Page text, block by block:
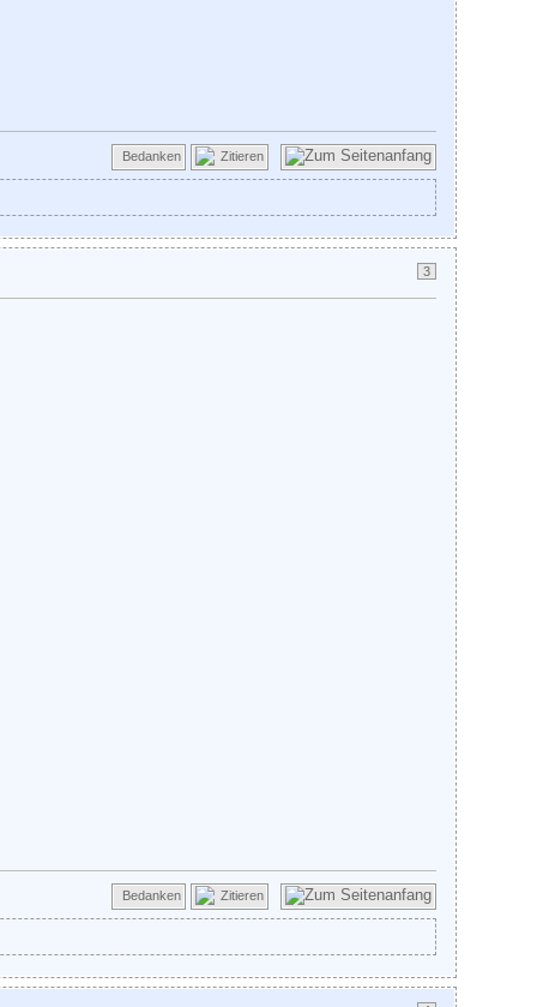
Zitieren
Bedanken
3
Zitieren
Bedanken